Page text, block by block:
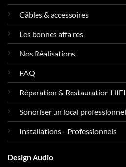
Câbles & accessoires
Les bonnes affaires
Nos Réalisations
FAQ
Réparation & Restauration HIFI
Sonoriser un local professionnel
Installations - Professionnels
Design Audio